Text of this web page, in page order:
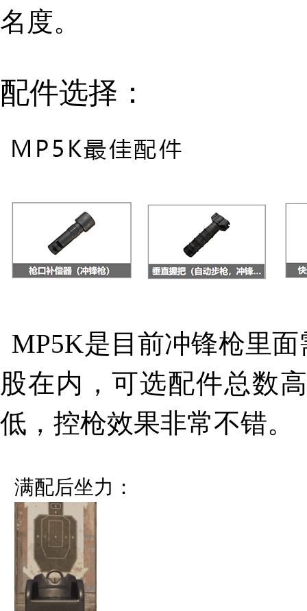
名度。
配件选择：
MP5K是目前冲锋枪里
股在内，可选配件总数
低，控枪效果非常不错。
满配后坐力：